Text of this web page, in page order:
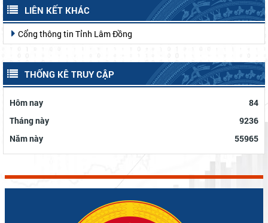
LIÊN KẾT KHÁC
Cổng thông tin Tỉnh Lâm Đồng
THỐNG KÊ TRUY CẬP
Hôm nay
84
Tháng này
9236
Năm này
55965